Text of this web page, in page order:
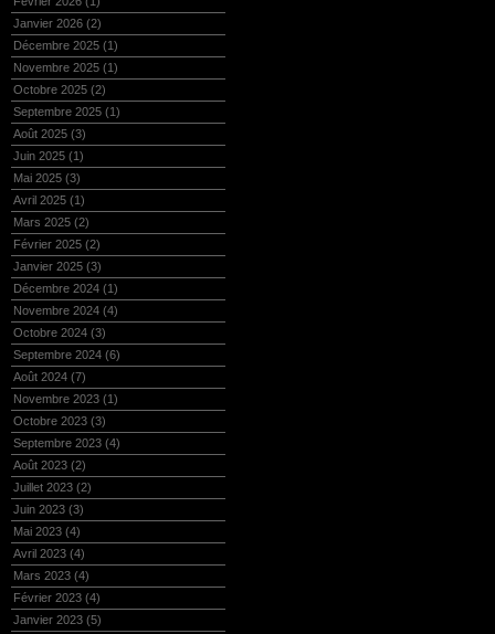
Janvier 2026 (2)
Décembre 2025 (1)
Novembre 2025 (1)
Octobre 2025 (2)
Septembre 2025 (1)
Août 2025 (3)
Juin 2025 (1)
Mai 2025 (3)
Avril 2025 (1)
Mars 2025 (2)
Février 2025 (2)
Janvier 2025 (3)
Décembre 2024 (1)
Novembre 2024 (4)
Octobre 2024 (3)
Septembre 2024 (6)
Août 2024 (7)
Novembre 2023 (1)
Octobre 2023 (3)
Septembre 2023 (4)
Août 2023 (2)
Juillet 2023 (2)
Juin 2023 (3)
Mai 2023 (4)
Avril 2023 (4)
Mars 2023 (4)
Février 2023 (4)
Janvier 2023 (5)